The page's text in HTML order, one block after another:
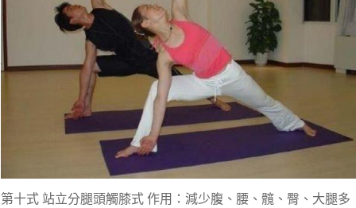
第十式 站立分腿頭觸膝式 作用：減少腹、腰、髖、臀、大腿多